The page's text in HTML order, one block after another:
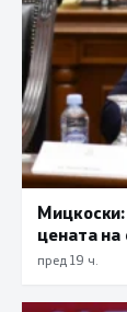
цената на
пред 19 ч.